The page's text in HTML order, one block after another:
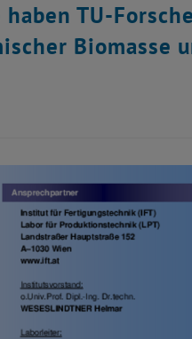
TU-
Biomasse